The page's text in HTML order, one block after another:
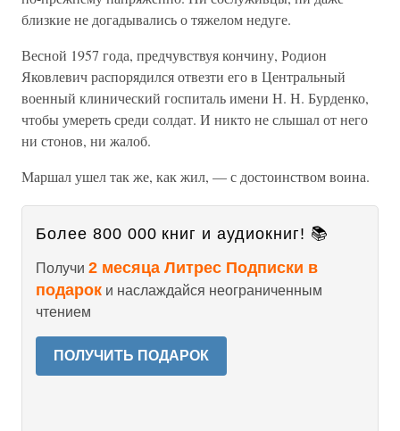
близкие не догадывались о тяжелом недуге.
Весной 1957 года, предчувствуя кончину, Родион
Яковлевич распорядился отвезти его в Центральный
военный клинический госпиталь имени Н. Н. Бурденко,
чтобы умереть среди солдат. И никто не слышал от него
ни стонов, ни жалоб.
Маршал ушел так же, как жил, — с достоинством воина.
Более 800 000 книг и аудиокниг! 📚
Получи 2 месяца Литрес Подписки в
подарок и наслаждайся неограниченным
чтением
ПОЛУЧИТЬ ПОДАРОК